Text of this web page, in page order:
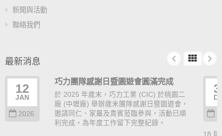
新聞與活動
聯絡我們
最新消息
12
JAN
2026
巧力團隊感謝日暨園遊會圓滿完成
於 2025 年歲末，巧力工業 (CIC) 於桃園二
廠 (中壢廠) 舉辦歲末團隊感謝日暨園遊會，
邀請同仁、家屬及貴賓蒞臨參與，活動已順
利完成，為年度工作留下完整紀錄。
18 屆